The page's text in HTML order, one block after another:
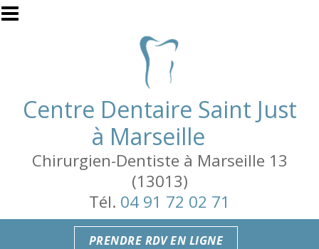
Aller au contenu principal
Centre Dentaire Saint Just
à Marseille
Chirurgien-Dentiste à Marseille 13
(13013)
Tél. 04 91 72 02 71
PRENDRE RDV EN LIGNE